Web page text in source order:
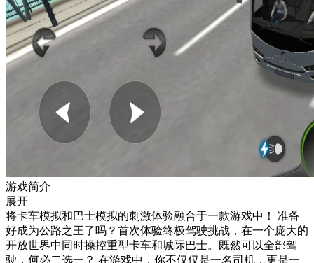
游戏简介
展开
将卡车模拟和巴士模拟的刺激体验融合于一款游戏中！ 准备
好成为公路之王了吗？首次体验终极驾驶挑战，在一个庞大的
开放世界中同时操控重型卡车和城际巴士。既然可以全部驾
驶，何必二选一？ 在游戏中，你不仅仅是一名司机，更是一